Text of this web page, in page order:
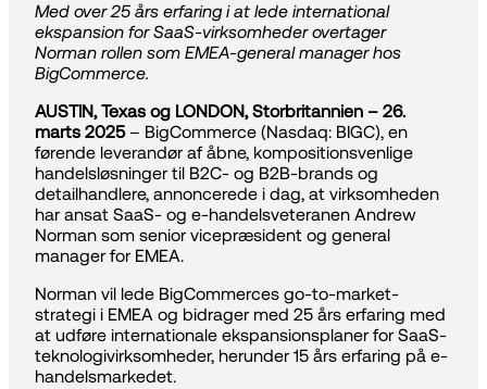
Med over 25 års erfaring i at lede international
ekspansion for SaaS-virksomheder overtager
Norman rollen som EMEA-general manager hos
BigCommerce.
AUSTIN, Texas og LONDON, Storbritannien – 26.
marts 2025– BigCommerce (Nasdaq: BIGC), en
førende leverandør af åbne, kompositionsvenlige
handelsløsninger til B2C- og B2B-brands og
detailhandlere, annoncerede i dag, at virksomheden
har ansat SaaS- og e-handelsveteranen Andrew
Norman som senior vicepræsident og general
manager for EMEA.
Norman vil lede BigCommerces go-to-market-
strategi i EMEA og bidrager med 25 års erfaring med
at udføre internationale ekspansionsplaner for SaaS-
teknologivirksomheder, herunder 15 års erfaring på e-
handelsmarkedet.